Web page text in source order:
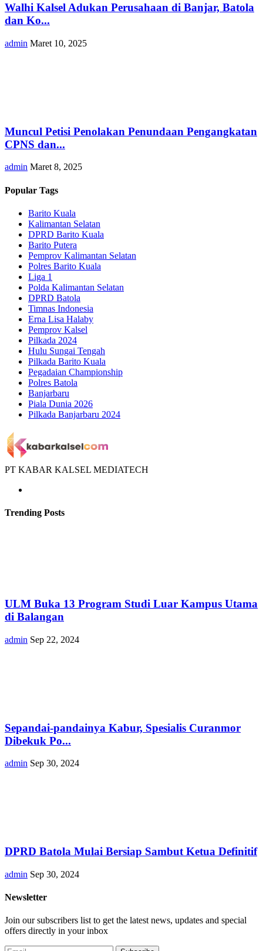
Walhi Kalsel Adukan Perusahaan di Banjar, Batola
dan Ko...
admin Maret 10, 2025
Muncul Petisi Penolakan Penundaan Pengangkatan
CPNS dan...
admin Maret 8, 2025
Popular Tags
Barito Kuala
Kalimantan Selatan
DPRD Barito Kuala
Barito Putera
Pemprov Kalimantan Selatan
Polres Barito Kuala
Liga 1
Polda Kalimantan Selatan
DPRD Batola
Timnas Indonesia
Erna Lisa Halaby
Pemprov Kalsel
Pilkada 2024
Hulu Sungai Tengah
Pilkada Barito Kuala
Pegadaian Championship
Polres Batola
Banjarbaru
Piala Dunia 2026
Pilkada Banjarbaru 2024
PT KABAR KALSEL MEDIATECH
Trending Posts
ULM Buka 13 Program Studi Luar Kampus Utama
di Balangan
admin Sep 22, 2024
Sepandai-pandainya Kabur, Spesialis Curanmor
Dibekuk Po...
admin Sep 30, 2024
DPRD Batola Mulai Bersiap Sambut Ketua Definitif
admin Sep 30, 2024
Newsletter
Join our subscribers list to get the latest news, updates and special
offers directly in your inbox